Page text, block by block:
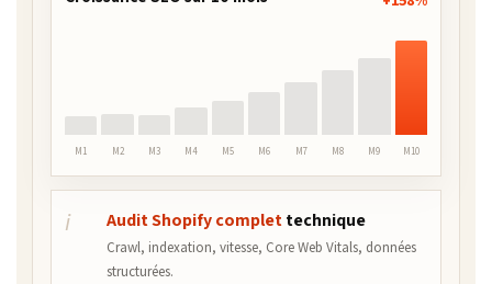
M1 M2 M3 M4 M5 M6 M7 M8 M9 M10
i Audit Shopify complettechnique
Crawl, indexation, vitesse, Core Web Vitals, données
structurées.